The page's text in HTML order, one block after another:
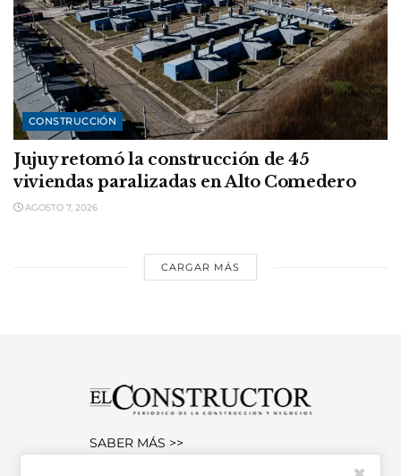
CONSTRUCCIÓN
Jujuy retomó la construcción de 45
viviendas paralizadas en Alto Comedero
AGOSTO 7, 2026
CARGAR MÁS
SABER MÁS >>